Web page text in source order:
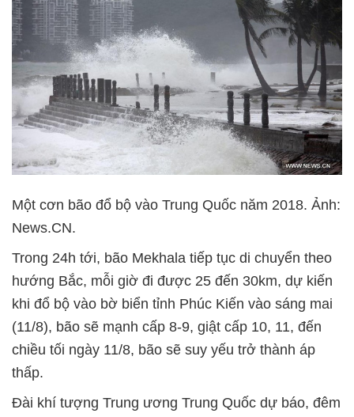
Một cơn bão đổ bộ vào Trung Quốc năm 2018. Ảnh:
News.CN.
Trong 24h tới, bão Mekhala tiếp tục di chuyển theo
hướng Bắc, mỗi giờ đi được 25 đến 30km, dự kiến
khi đổ bộ vào bờ biển tỉnh Phúc Kiến vào sáng mai
(11/8), bão sẽ mạnh cấp 8-9, giật cấp 10, 11, đến
chiều tối ngày 11/8, bão sẽ suy yếu trở thành áp
thấp.
Đài khí tượng Trung ương Trung Quốc dự báo, đêm